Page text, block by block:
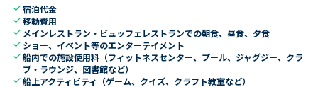
check宿泊代金
check移動費用
check メインレストラン・ビュッフェレストランでの朝食、昼食、夕食
check ショー、イベント等のエンターテイメント
check船内での施設使用料（フィットネスセンター、プール、ジャグジー、クラ
ブ・ラウンジ、図書館など）
check船上アクティビティ（ゲーム、クイズ、クラフト教室など）